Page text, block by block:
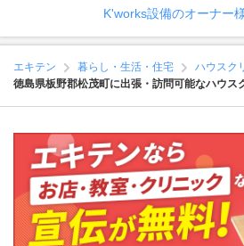
K'works設備のオーナー
エキテン 暮らし・生活・住宅
ハウスク
徳島県板野郡松茂町に出張・訪問可能なハウス